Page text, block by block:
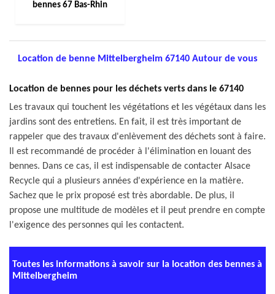
bennes 67 Bas-Rhin
Location de benne Mittelbergheim 67140 Autour de vous
Location de bennes pour les déchets verts dans le 67140
Les travaux qui touchent les végétations et les végétaux dans les
jardins sont des entretiens. En fait, il est très important de
rappeler que des travaux d'enlèvement des déchets sont à faire.
Il est recommandé de procéder à l'élimination en louant des
bennes. Dans ce cas, il est indispensable de contacter Alsace
Recycle qui a plusieurs années d'expérience en la matière.
Sachez que le prix proposé est très abordable. De plus, il
propose une multitude de modèles et il peut prendre en compte
l'exigence des personnes qui les contactent.
Toutes les informations à savoir sur la location des bennes à
Mittelbergheim